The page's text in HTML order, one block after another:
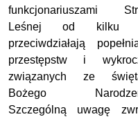
funkcjonariuszami
Leśnej od kilku
przeciwdziałają
przestępstw i
związanych ze
Bożego
Szczególną uwagę